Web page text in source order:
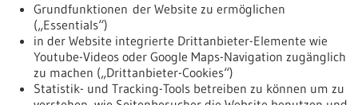
Grundfunktionen der Website zu ermöglichen
(„Essentials“)
in der Website integrierte Drittanbieter-Elemente wie
Youtube-Videos oder Google Maps-Navigation zugänglich
zu machen („Drittanbieter-Cookies“)
Statistik- und Tracking-Tools betreiben zu können um zu